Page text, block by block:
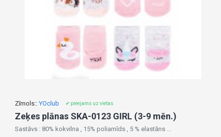
Zīmols:: YOclub ✔ pieejams uz vietas
Zeķes plānas SKA-0123 GIRL (3-9 mēn.)
Sastāvs : 80% kokvilna , 15% poliamīds , 5 % elastāns ...